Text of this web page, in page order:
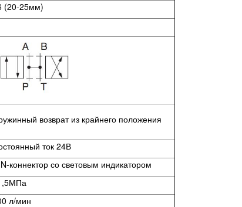
(20-25мм)
возврат из крайнего положения
ток 24В
коннектор со световым индикатором
л/мин